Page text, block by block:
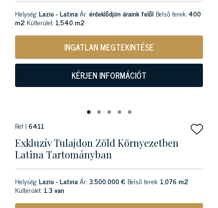
Helység:Lazio - LatinaÁr:érdeklődjön áraink felől Belső terek: 400
m2 Külterület: 1,540 m2
INGATLAN MEGTEKINTÉSE
KÉRJEN INFORMÁCIÓT
Ref | 6411
Exkluzív Tulajdon Zöld Környezetben
Latina Tartományban
Helység:Lazio - LatinaÁr:3.500.000 € Belső terek: 1,076 m2
Külterület: 1.3 van